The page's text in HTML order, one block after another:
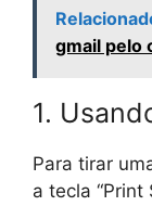
gmail pelo
1.
Para tirar
a tecla “Print